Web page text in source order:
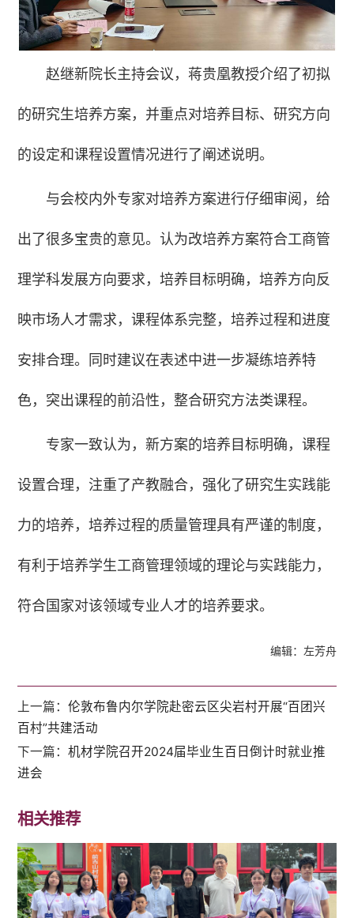
赵继新院长主持会议，蒋贵凰教授介绍了初拟
的研究生培养方案，并重点对培养目标、研究方向
的设定和课程设置情况进行了阐述说明。
与会校内外专家对培养方案进行仔细审阅，给
出了很多宝贵的意见。认为改培养方案符合工商管
理学科发展方向要求，培养目标明确，培养方向反
映市场人才需求，课程体系完整，培养过程和进度
安排合理。同时建议在表述中进一步凝练培养特
色，突出课程的前沿性，整合研究方法类课程。
专家一致认为，新方案的培养目标明确，课程
设置合理，注重了产教融合，强化了研究生实践能
力的培养，培养过程的质量管理具有严谨的制度，
有利于培养学生工商管理领域的理论与实践能力，
符合国家对该领域专业人才的培养要求。
编辑：左芳舟
上一篇：伦敦布鲁内尔学院赴密云区尖岩村开展“百团兴
百村”共建活动
下一篇：机材学院召开2024届毕业生百日倒计时就业推
进会
相关推荐